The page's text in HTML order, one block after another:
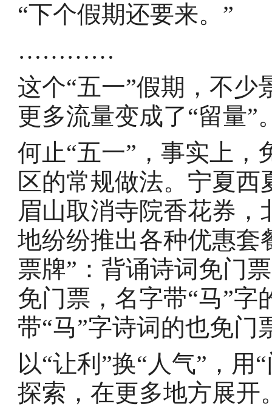
“下个假期还要来。”
…………
这个“五一”假期，不
更多流量变成了“留量”
何止“五一”，事实上
区的常规做法。宁夏
眉山取消寺院香花券
地纷纷推出各种优惠套
票牌”：背诵诗词免门
免门票，名字带“马”字
带“马”字诗词的也免
以“让利”换“人气”，用
探索，在更多地方展开